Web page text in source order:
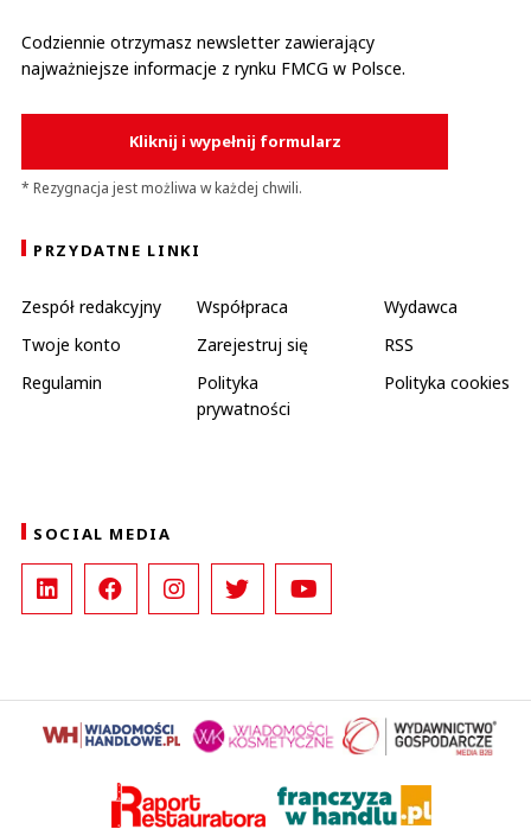
Codziennie otrzymasz newsletter zawierający
najważniejsze informacje z rynku FMCG w Polsce.
Kliknij i wypełnij formularz
* Rezygnacja jest możliwa w każdej chwili.
PRZYDATNE LINKI
Zespół redakcyjny Współpraca
Wydawca
Twoje konto
Zarejestruj się
RSS
Regulamin
Polityka
prywatności
Polityka cookies
SOCIAL MEDIA